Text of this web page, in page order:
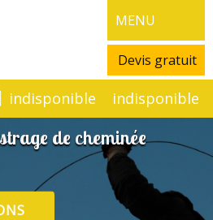
MENU
Devis gratuit
indisponible indisponible
de cheminée